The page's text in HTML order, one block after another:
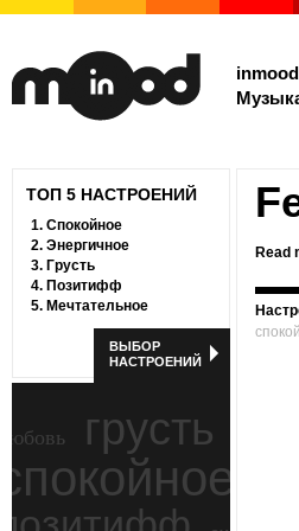
inmood
ТОП 5 НАСТРОЕНИЙ
1. Спокойное
2. Энергичное
3. Грусть
4. Позитифф
5. Мечтательное
ВЫБОР
НАСТРОЕНИЙ
грусть
Read